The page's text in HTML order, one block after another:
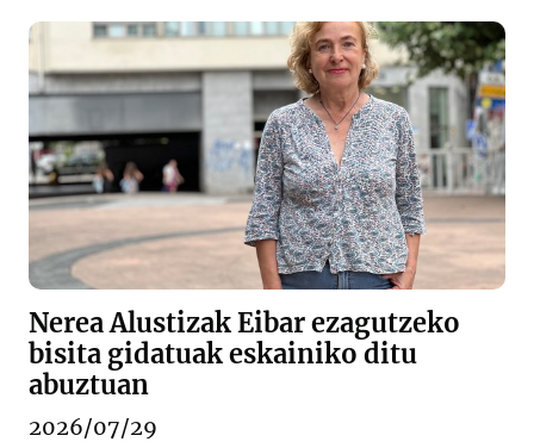
Nerea Alustizak Eibar ezagutzeko
bisita gidatuak eskainiko ditu
abuztuan
2026/07/29